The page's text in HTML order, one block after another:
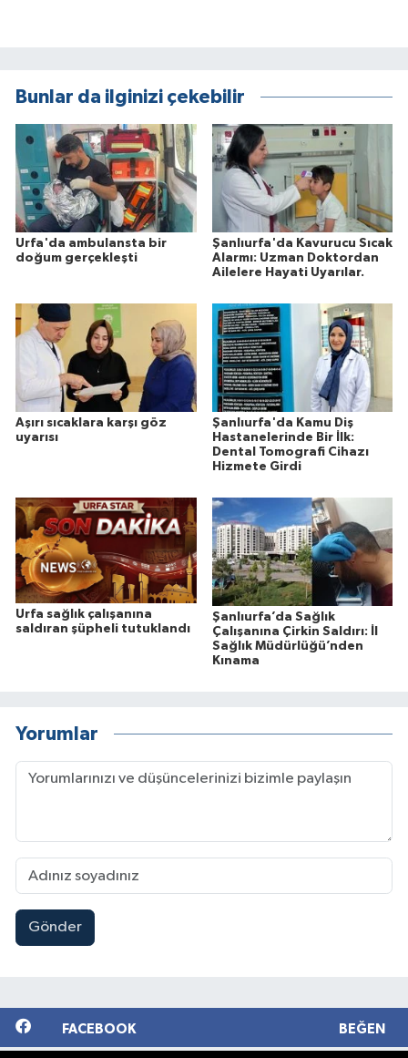
Bunlar da ilginizi çekebilir
Urfa'da ambulansta bir
doğum gerçekleşti
Şanlıurfa'da Kavurucu Sıcak
Alarmı: Uzman Doktordan
Ailelere Hayati Uyarılar.
Aşırı sıcaklara karşı göz
uyarısı
Şanlıurfa'da Kamu Diş
Hastanelerinde Bir İlk:
Dental Tomografi Cihazı
Hizmete Girdi
Urfa sağlık çalışanına
saldıran şüpheli tutuklandı
Şanlıurfa’da Sağlık
Çalışanına Çirkin Saldırı: İl
Sağlık Müdürlüğü’nden
Kınama
Yorumlar
Gönder
FACEBOOK BEĞEN